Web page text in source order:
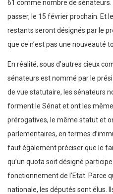
61 comme nombre de sénateurs.
passer, le 15 février prochain. Et
restants seront désignés par le
que ce n’est pas une nouveauté
En réalité, sous d’autres cieux
sénateurs est nommé par le
de vue statutaire, les sénateurs
forment le Sénat et ont les
prérogatives, le même statut et
parlementaires, en termes
faut également préciser que le
qu’un quota soit désigné
fonctionnement de l’Etat. Parce
nationale, les députés sont élus.